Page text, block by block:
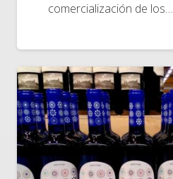
comercialización de los…